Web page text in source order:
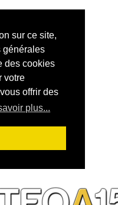
sur ce site,
générales
des cookies
votre
offrir des
plus...